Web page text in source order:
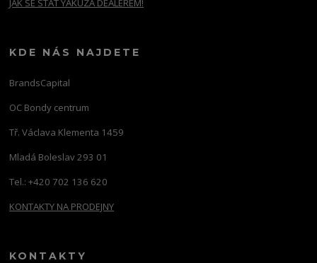
JAK SE STÁT YAKUZA DEALEREM!
KDE NÁS NAJDETE
BrandsCapital
OC Bondy centrum
Tř. Václava Klementa 1459
Mladá Boleslav 293 01
Tel.: +420 702 136 620
KONTAKTY NA PRODEJNY
KONTAKTY